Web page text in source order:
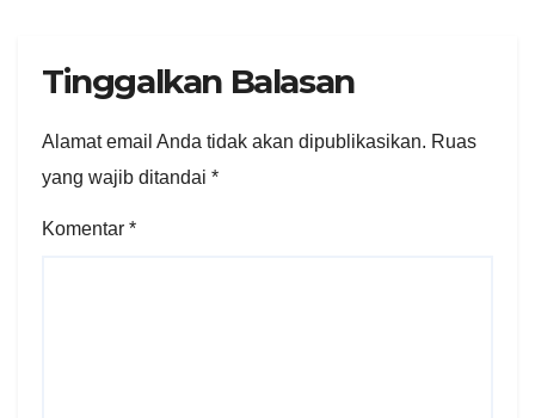
Tinggalkan Balasan
Alamat email Anda tidak akan dipublikasikan. Ruas
yang wajib ditandai *
Komentar *